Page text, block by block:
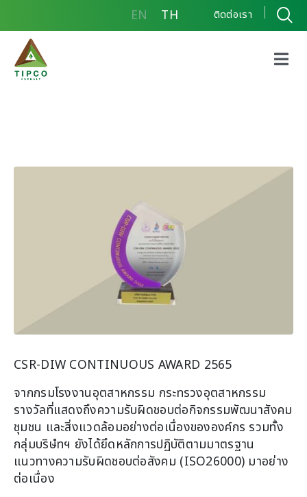
EN TH ติดต่อเรา
CSR-DIW CONTINUOUS AWARD 2565
จากกรมโรงงานอุตสาหกรรม กระทรวงอุตสาหกรรม
รางวัลที่แสดงถึงความรับผิดชอบต่อกิจกรรมพัฒนาสังคม
ชุมชน และสิ่งแวดล้อมอย่างต่อเนื่องขององค์กร รวมทั้ง
กลุ่มบริษํทฯ ยังได้ยึดหลักการปฏิบัติตามมาตรฐาน
แนวทางความรับผิดชอบต่อสังคม (ISO26000) มาอย่าง
ต่อเนื่อง